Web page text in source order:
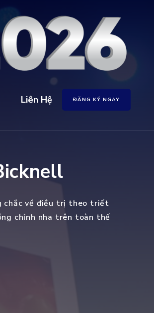
Liên Hệ ĐĂNG KÝ NGAY
chắc về điều trị theo triết
chỉnh nha trên toàn thế